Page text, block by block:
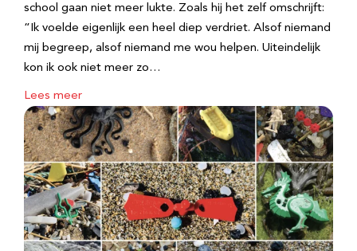
school gaan niet meer lukte. Zoals hij het zelf omschrijft:
“Ik voelde eigenlijk een heel diep verdriet. Alsof niemand
mij begreep, alsof niemand me wou helpen. Uiteindelijk
kon ik ook niet meer zo…
Lees meer